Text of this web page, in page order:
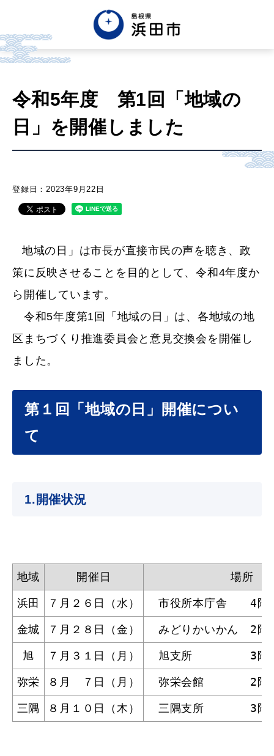
한글 Tiếng việt Tagalog
市政情報
くらし・手続き・
産業・ビジネス
教育 出会い・結婚
引っ越し・住まい 就職・退職
令和5年度 第1回「地域の
日」を開催しました
登録日：2023年9月22日
地域の日」は市長が直接市民の声を聴き、政
策に反映させることを目的として、令和4年度か
ら開催しています。
令和5年度第1回「地域の日」は、各地域の地
区まちづくり推進委員会と意見交換会を開催し
ました。
第１回「地域の日」開催につい
て
1.開催状況
地域 開催日 場所
浜田 ７月２６日（水） 市役所本庁舎　　4階
金城 ７月２８日（金） みどりかいかん　2階
旭 ７月３１日（月） 旭支所　　　　　3階
弥栄 ８月　７日（月） 弥栄会館　　　　2
三隅 ８月１０日（木） 三隅支所　　　　3